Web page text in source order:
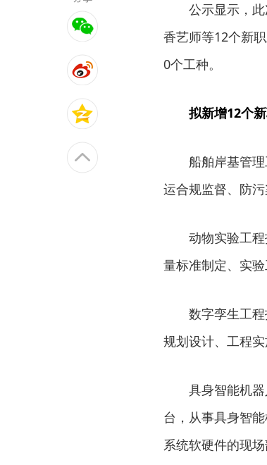
公示显示，
香艺师等12个新
0个工种。
拟新增12个新
船舶岸基管
运合规监督、防
动物实验工
量标准制定、实
数字孪生工
规划设计、工程
具身智能机
台，从事具身智
系统软硬件的现